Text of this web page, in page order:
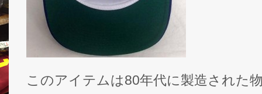
このアイテムは80年代に製造された